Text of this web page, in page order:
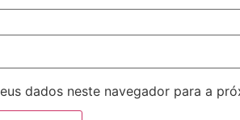
dados neste navegador para a